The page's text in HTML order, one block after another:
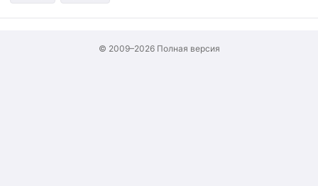
© 2009–2026 Полная версия